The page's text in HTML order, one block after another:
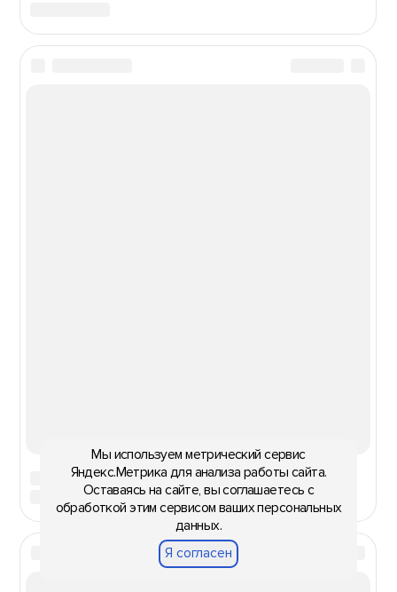
Мы используем метрический сервис
Яндекс.Метрика для анализа работы сайта.
Оставаясь на сайте, вы соглашаетесь с
обработкой этим сервисом ваших персональных
данных.
Я согласен